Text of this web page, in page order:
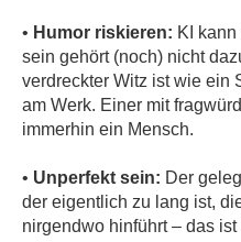
• Humor riskieren: KI
sein gehört (noch) nicht
verdreckter Witz ist wie ein
am Werk. Einer mit
immerhin ein Mensch.
• Unperfekt sein: Der
der eigentlich zu lang ist,
nirgendwo hinführt – das